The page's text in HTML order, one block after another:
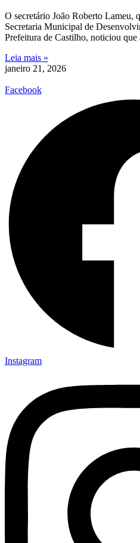
O secretário João Roberto Lameu,
Secretaria Municipal de
Prefeitura de Castilho, noticiou que
Leia mais »
janeiro 21, 2026
Facebook
Instagram